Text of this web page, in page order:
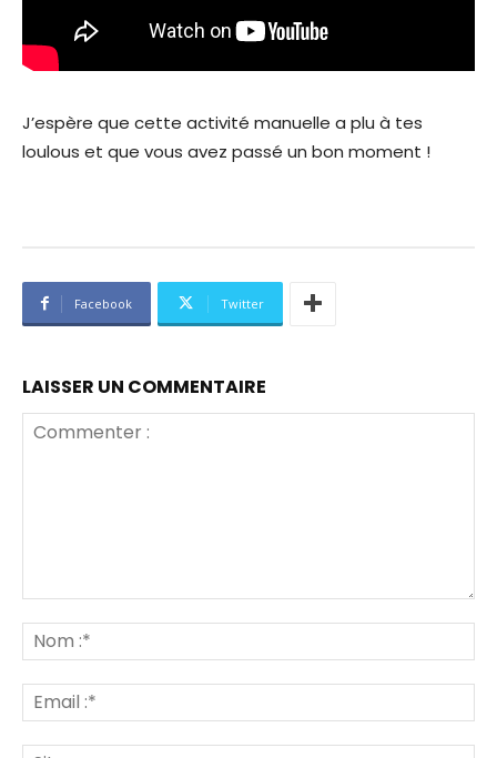
J’espère que cette activité manuelle a plu à tes
loulous et que vous avez passé un bon moment !
Facebook Twitter
LAISSER UN COMMENTAIRE
:*
:*